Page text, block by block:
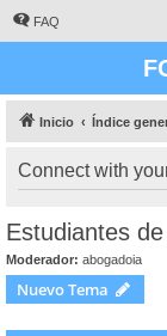
FAQ
Inicio Índice
Connect with
Estudiantes
Moderador: abogadoia
Nuevo Tema